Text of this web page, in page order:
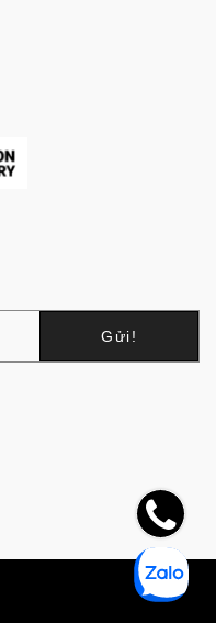
all rights reserved.